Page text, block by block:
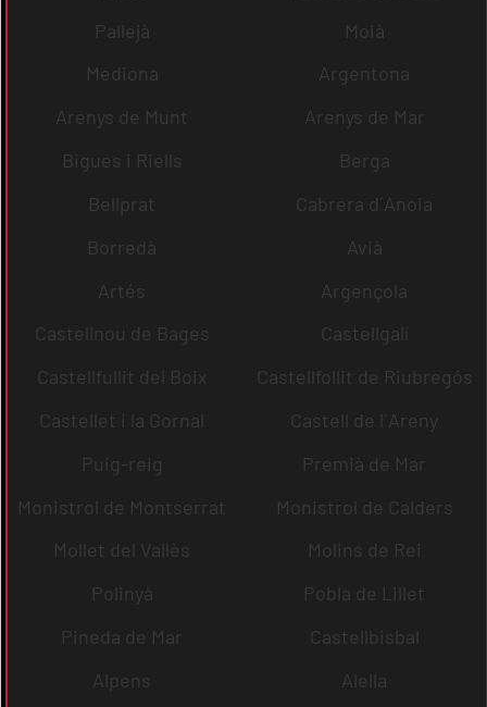
Pallejà
Moià
Mediona
Argentona
Arenys de Munt
Arenys de Mar
Bigues i Riells
Berga
Bellprat
Cabrera d´Anoia
Borredà
Avià
Artés
Argençola
Castellnou de Bages
Castellgalí
Castellfullit del Boix
Castellfollit de Riubregós
Castellet i la Gornal
Castell de l´Areny
Puig-reig
Premià de Mar
Monistrol de Montserrat
Monistrol de Calders
Mollet del Vallès
Molins de Rei
Polinyà
Pobla de Lillet
Pineda de Mar
Castellbisbal
Alpens
Alella